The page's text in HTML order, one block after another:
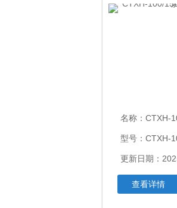
名称： CTXH-100/
型号：CTXH-
更新日期：
查看详情